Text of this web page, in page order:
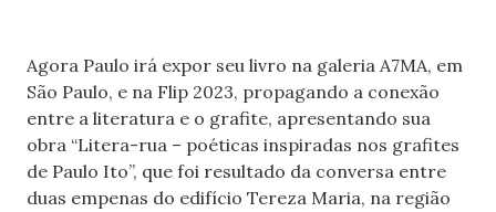
Agora Paulo irá expor seu livro na galeria A7MA, em
São Paulo, e na Flip 2023, propagando a conexão
entre a literatura e o grafite, apresentando sua
obra “Litera-rua – poéticas inspiradas nos grafites
de Paulo Ito”, que foi resultado da conversa entre
duas empenas do edifício Tereza Maria, na região